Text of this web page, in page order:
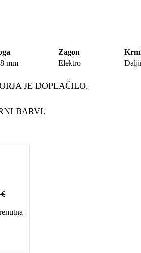
Zagon
mm Elektro
JE DOPLAČILO.
BARVI.
€